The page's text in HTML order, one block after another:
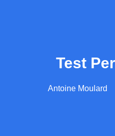
Test
Antoine Moulard